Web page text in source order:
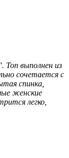
Топ выполнен из
сочетается с
спинка,
женские
легко,